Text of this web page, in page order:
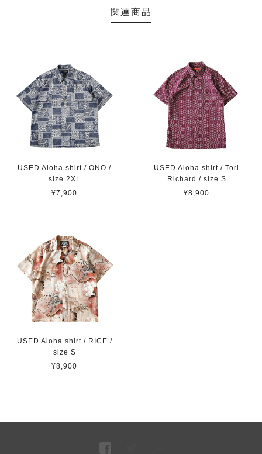
関連商品
USED Aloha shirt / ONO /
size 2XL
¥7,900
USED Aloha shirt / Tori
Richard / size S
¥8,900
USED Aloha shirt / RICE /
size S
¥8,900